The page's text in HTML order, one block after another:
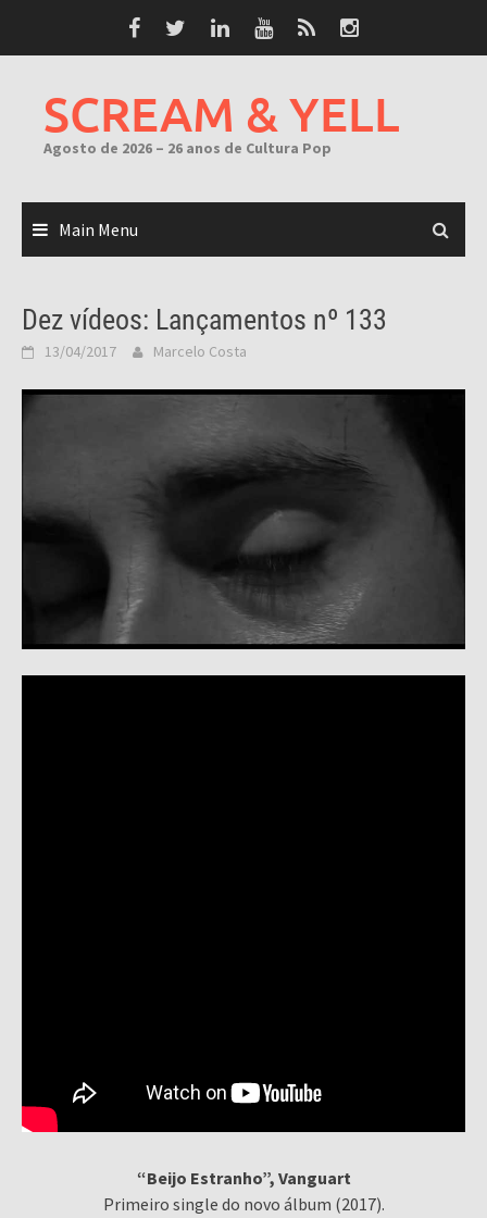
SCREAM & YELL
Agosto de 2026 – 26 anos de Cultura Pop
Main Menu
Dez vídeos: Lançamentos nº 133
13/04/2017 Marcelo Costa
“Beijo Estranho”, Vanguart
Primeiro single do novo álbum (2017).